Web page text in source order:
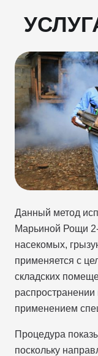
Данный метод
Марьиной Рощи
насекомых,
применяется с
складских
распространении
применением
Процедура
поскольку